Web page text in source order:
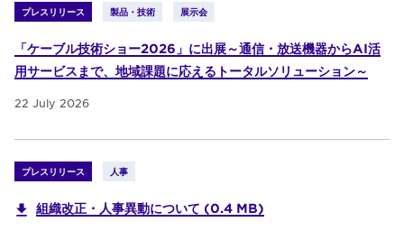
プレスリリース 製品・技術 展示会
「ケーブル技術ショー2026」に出展～通信・放送機器からAI活
用サービスまで、地域課題に応えるトータルソリューション～
22 July 2026
プレスリリース 人事
組織改正・人事異動について (0.4 MB)